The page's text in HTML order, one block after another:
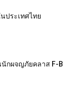
ประเทศไทย
นักผจญภัยคลาส F-B